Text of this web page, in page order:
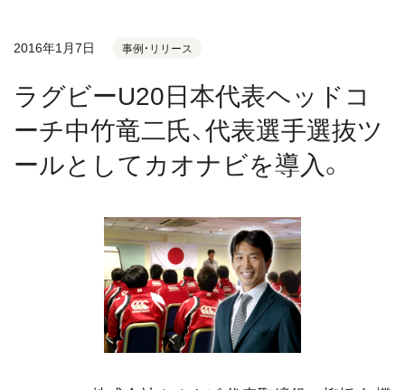
2016年1月7日 事例・リリース
ラグビーU20日本代表ヘッドコ
ーチ中竹竜二氏、代表選手選抜ツ
ールとしてカオナビを導入。